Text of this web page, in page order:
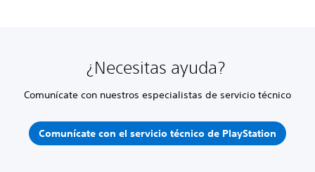
¿Necesitas ayuda?
Comunícate con nuestros especialistas de servicio técnico
Comunícate con el servicio técnico de PlayStation